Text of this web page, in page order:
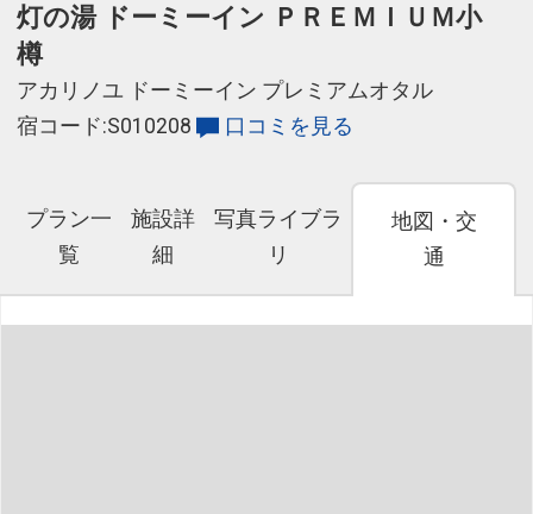
灯の湯 ドーミーイン ＰＲＥＭＩＵＭ小
樽
アカリノユ ドーミーイン プレミアムオタル
宿コード:S010208
口コミを見る
プラン一
覧
施設詳
細
写真ライブラ
リ
地図・交
通